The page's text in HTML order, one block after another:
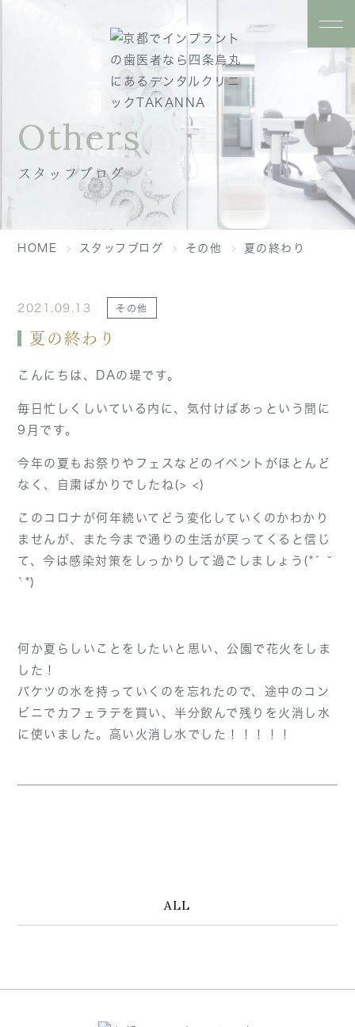
Others
スタッフブログ
HOME スタッフブログ その他 夏の終わり
2021.09.13 その他
夏の終わり
こんにちは、DAの堤です。
毎日忙しくしいている内に、気付けばあっという間に
9月です。
今年の夏もお祭りやフェスなどのイベントがほとんど
なく、自粛ばかりでしたね(> <)
このコロナが何年続いてどう変化していくのかわかり
ませんが、また今まで通りの生活が戻ってくると信じ
て、今は感染対策をしっかりして過ごしましょう(*´ ˘
`*)
何か夏らしいことをしたいと思い、公園で花火をしま
した！
バケツの水を持っていくのを忘れたので、途中のコン
ビニでカフェラテを買い、半分飲んで残りを火消し水
に使いました。高い火消し水でした！！！！！
ALL